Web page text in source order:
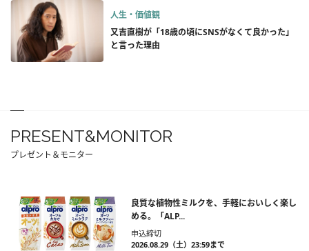
人生・価値観
又吉直樹が「18歳の頃にSNSがなくて良かった」
と言った理由
PRESENT&MONITOR
プレゼント＆モニター
良質な植物性ミルクを、手軽においしく楽し
める。「ALP...
申込締切
2026.08.29（土）23:59まで